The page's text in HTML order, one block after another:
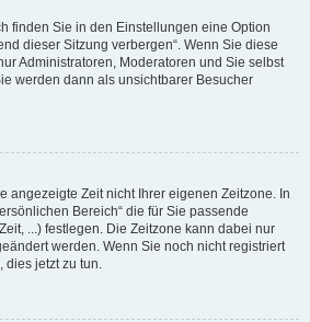
finden Sie in den Einstellungen eine Option
dieser Sitzung verbergen“. Wenn Sie diese
Administratoren, Moderatoren und Sie selbst
werden dann als unsichtbarer Besucher
angezeigte Zeit nicht Ihrer eigenen Zeitzone. In
Bereich“ die für Sie passende
...) festlegen. Die Zeitzone kann dabei nur
werden. Wenn Sie noch nicht registriert
dies jetzt zu tun.